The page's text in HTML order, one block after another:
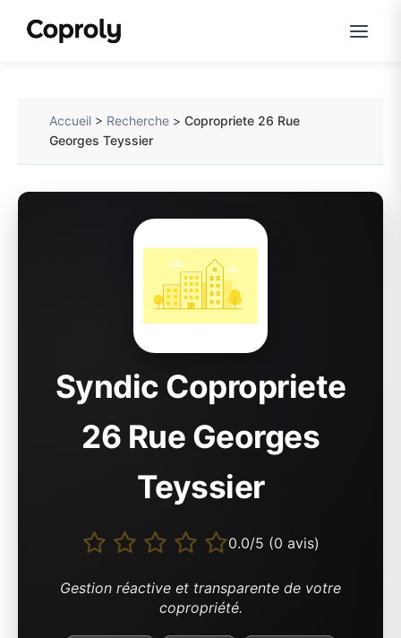
Accueil > Recherche >Copropriete 26 Rue
Georges Teyssier
Syndic Copropriete
26 Rue Georges
Teyssier
0.0/5 (0 avis)
Gestion réactive et transparente de votre
copropriété.